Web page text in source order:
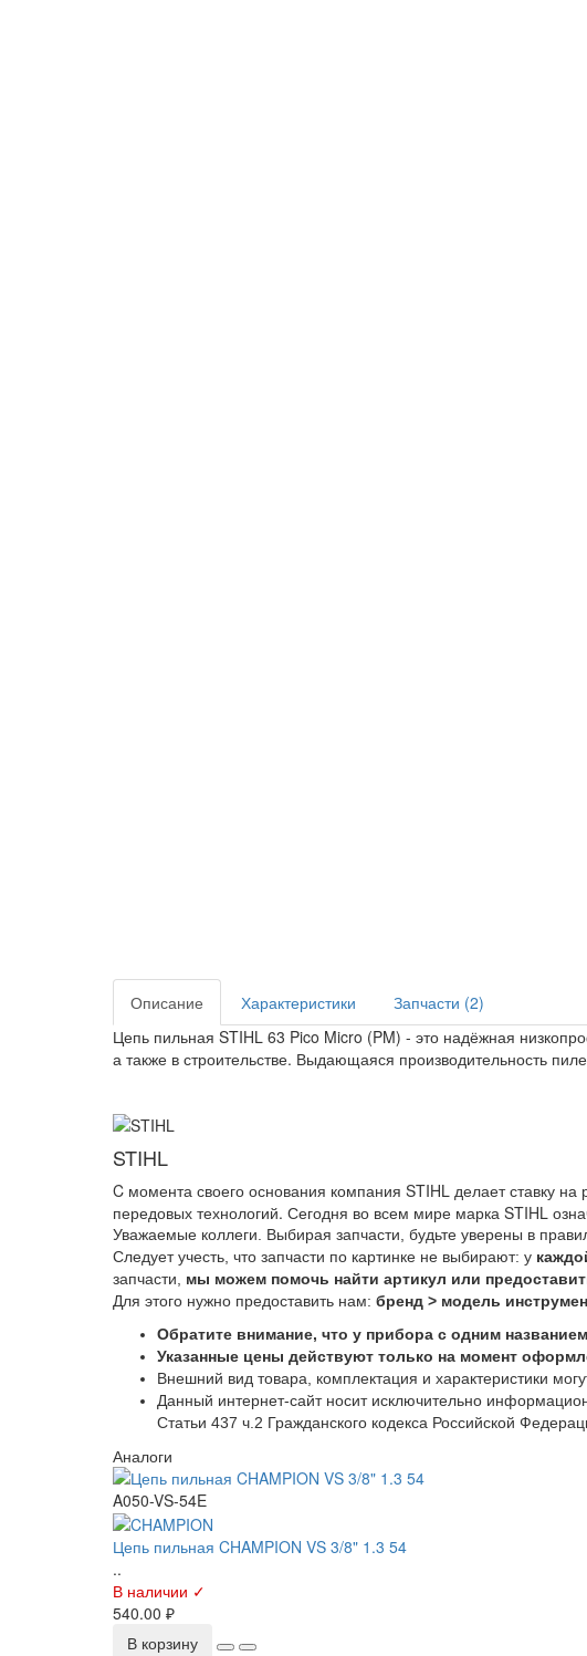
Описание Характеристики
Запчасти (2)
Цепь пильная STIHL 63 Pico Micro (PM) - это надёжная
а также в строительстве. Выдающаяся производительность
STIHL
C момента своего основания компания STIHL делает ставку
передовых технологий. Сегодня во всем мире марка STIHL
Уважаемые коллеги. Выбирая запчасти, будьте уверены в
Следует учесть, что запчасти по картинке не выбирают: у
запчасти, мы можем помочь найти артикул или
Для этого нужно предоставить нам: бренд > модель
Обратите внимание, что у прибора с одним
Указанные цены действуют только на момент
Внешний вид товара, комплектация и характеристики
Данный интернет-сайт носит исключительно
Статьи 437 ч.2 Гражданского кодекса Российской
Аналоги
A050-VS-54E
Цепь пильная CHAMPION VS 3/8" 1.3 54
..
В наличии ✓
540.00 ₽
В корзину